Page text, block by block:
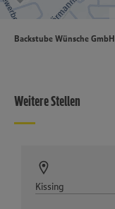
Backstube Wünsche GmbH
Weitere Stellen
Kissing